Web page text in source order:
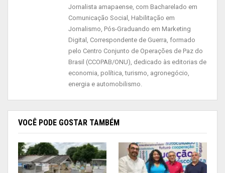
“Estão de parabéns o prefeito Bala Rocha e o
senador Davi Alcolumbre pela articulação que
trouxe o trator para os agricultores da Ilha de
Santana. Isso vai alavancar a economia da
localidade”, disse o vereador Mário Brandão.
Codevasf, através da articulação do senador Davi
Alcolumbre, 20 máquinas pesadas como tratores,
caminhões, motoniveladoras, retroescavadeiras,
pás-carregadeiras e escavadeiras hidráulicas que
estão sendo utilizadas, tanto na cidade quanto no
Jornalista amapaense, com Bacharelado em
Comunicação Social, Habilitação em
Jornalismo, Pós-Graduando em Marketing
Digital, Correspondente de Guerra, formado
pelo Centro Conjunto de Operações de Paz do
Brasil (CCOPAB/ONU), dedicado às editorias de
economia, política, turismo, agronegócio,
energia e automobilismo.
VOCÊ PODE GOSTAR TAMBÉM